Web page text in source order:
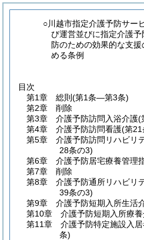
○川越市指定介護予防サー
び運営並びに指定介護
防のための効果的な支
める条例
目次
第1章
総則 (第1条―第3条)
第2章
削除
第3章
介護予防訪問入浴介護(
第4章
介護予防訪問看護(第
第5章
介護予防訪問リハビリ
28条の3)
第6章
介護予防居宅療養管理
第7章
削除
第8章
介護予防通所リハビリ
39条の3)
第9章
介護予防短期入所生活
第10章
介護予防短期入所療
第11章
介護予防特定施設入
条)